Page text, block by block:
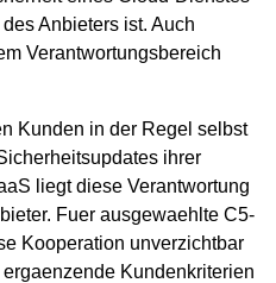
Anbieters ist. Auch
Verantwortungsbereich
Kunden in der Regel selbst
ihrer
liegt diese Verantwortung
Fuer ausgewaehlte C5-
Kooperation unverzichtbar
Kundenkriterien